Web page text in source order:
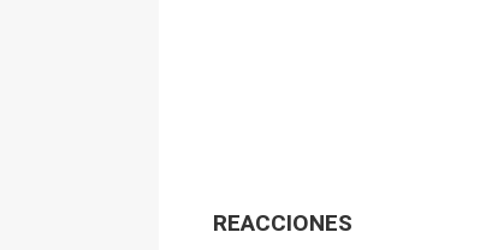
REACCIONES